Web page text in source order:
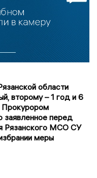
области
второму – 1 год и 6
Прокурором
заявленное перед
Рязанского МСО СУ
меры